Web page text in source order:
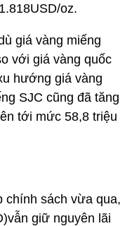
oz.
giá vàng miếng
với giá vàng quốc
hướng giá vàng
SJC cũng đã tăng
tới mức 58,8 triệu
chính sách vừa qua,
giữ nguyên lãi